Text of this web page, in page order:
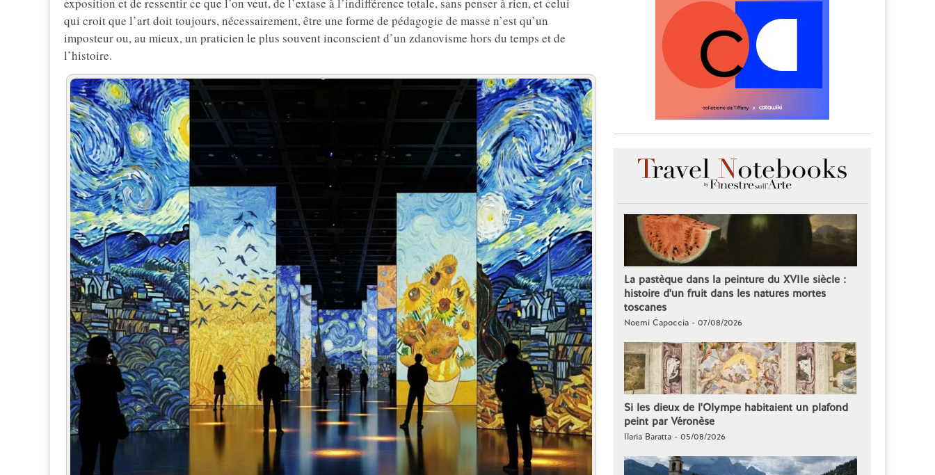
exposition et de ressentir ce que l’on veut, de l’extase à l’indifférence totale, sans penser à rien, et celui
qui croit que l’art doit toujours, nécessairement, être une forme de pédagogie de masse n’est qu’un
imposteur ou, au mieux, un praticien le plus souvent inconscient d’un zdanovisme hors du temps et de
l’histoire.
La pastèque dans la peinture du XVIIe siècle :
histoire d'un fruit dans les natures mortes
toscanes
Noemi Capoccia - 07/08/2026
Si les dieux de l'Olympe habitaient un plafond
peint par Véronèse
Ilaria Baratta - 05/08/2026